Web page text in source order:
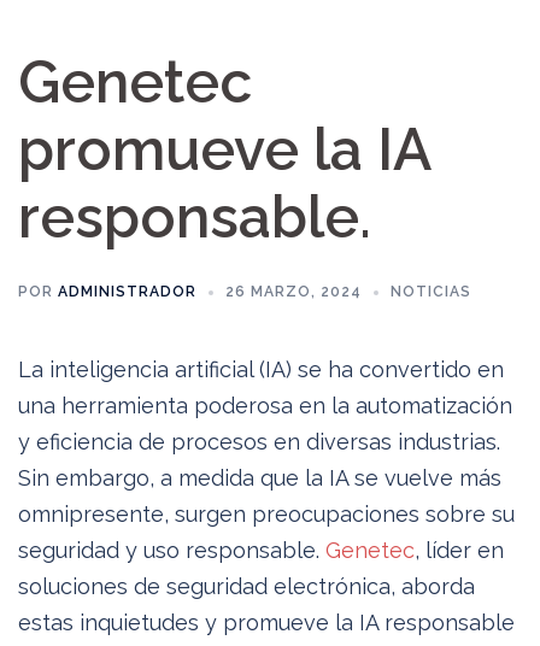
Genetec
promueve la IA
responsable.
POR ADMINISTRADOR 26 MARZO, 2024 NOTICIAS
La inteligencia artificial (IA) se ha convertido en
una herramienta poderosa en la automatización
y eficiencia de procesos en diversas industrias.
Sin embargo, a medida que la IA se vuelve más
omnipresente, surgen preocupaciones sobre su
seguridad y uso responsable. Genetec, líder en
soluciones de seguridad electrónica, aborda
estas inquietudes y promueve la IA responsable